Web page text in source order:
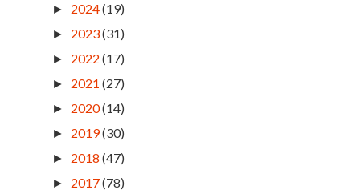
► 2024(19)
► 2023(31)
► 2022 (17)
► 2021 (27)
► 2020(14)
► 2019(30)
► 2018 (47)
► 2017(78)